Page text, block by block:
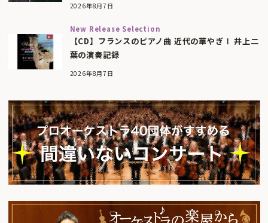
2026年8月7日
New Release Selection
【CD】フランスのピアノ曲 近代の華やぎⅠ 井上二
葉の演奏記録
2026年8月7日